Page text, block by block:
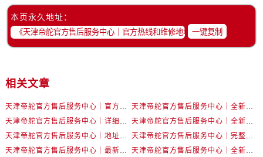
本页永久地址：
一键复制
相关文章